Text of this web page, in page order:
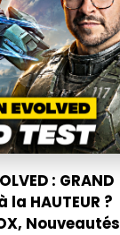
: GRAND
la HAUTEUR ?
Nouveautés